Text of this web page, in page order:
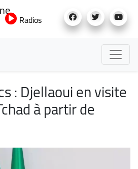
au
Radios
: Djellaoui en visite
à partir de